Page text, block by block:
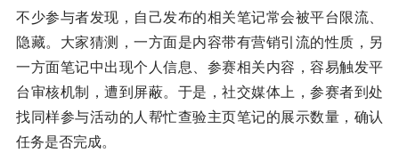
不少参与者发现，自己发布的相关笔记常会被平台限流、
隐藏。大家猜测，一方面是内容带有营销引流的性质，另
一方面笔记中出现个人信息、参赛相关内容，容易触发平
台审核机制，遭到屏蔽。于是，社交媒体上，参赛者到处
找同样参与活动的人帮忙查验主页笔记的展示数量，确认
任务是否完成。